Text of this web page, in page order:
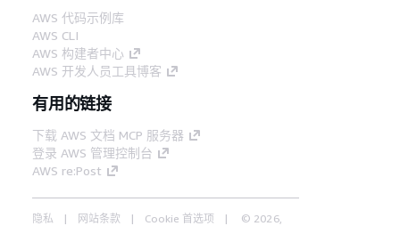
AWS 代码示例库
AWS CLI
AWS 构建者中心
AWS 开发人员工具博客
有用的链接
下载 AWS 文档 MCP 服务器
登录 AWS 管理控制台
AWS re:Post
隐私 网站条款 Cookie 首选项
© 2026,